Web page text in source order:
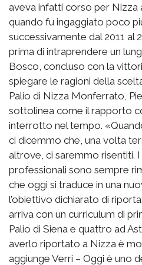
aveva infatti corso per Nizza
quando fu ingaggiato poco
successivamente dal 2011 al
prima di intraprendere un
Bosco, concluso con la
spiegare le ragioni della
Palio di Nizza Monferrato,
sottolinea come il rapporto
interrotto nel tempo.
ci dicemmo che, una volta
altrove, ci saremmo risentiti.
professionali sono sempre
che oggi si traduce in una
l’obiettivo dichiarato di
arriva con un curriculum di
Palio di Siena e quattro ad
averlo riportato a Nizza è
aggiunge Verri – Oggi è uno